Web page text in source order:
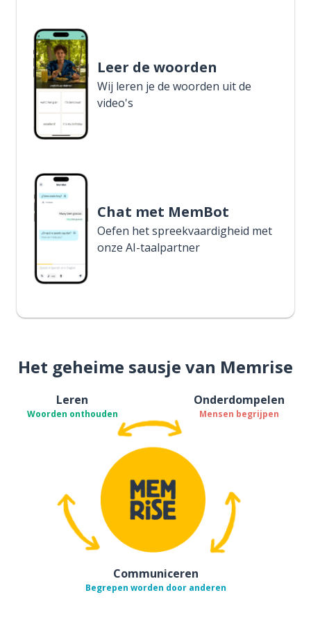
Leer de woorden
Wij leren je de woorden uit de
video's
Chat met MemBot
Oefen het spreekvaardigheid met
onze AI-taalpartner
Het geheime sausje van Memrise
Leren
Woorden onthouden
Onderdompelen
Mensen begrijpen
Communiceren
Begrepen worden door anderen